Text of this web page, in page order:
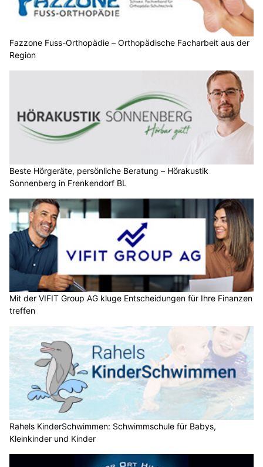
Fazzone Fuss-Orthopädie – Orthopädische Facharbeit aus der
Region
Beste Hörgeräte, persönliche Beratung – Hörakustik
Sonnenberg in Frenkendorf BL
Mit der VIFIT Group AG kluge Entscheidungen für Ihre Finanzen
treffen
Rahels KinderSchwimmen: Schwimmschule für Babys,
Kleinkinder und Kinder